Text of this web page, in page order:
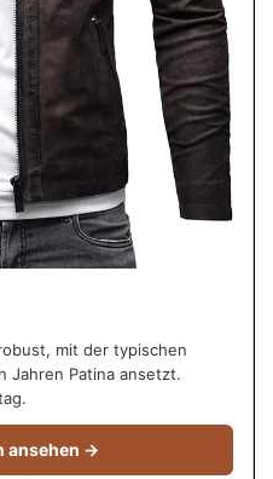
mit der typischen
Jahren Patina ansetzt.
ansehen →